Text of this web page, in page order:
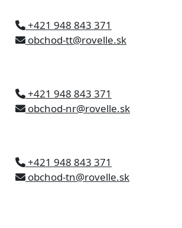
+421 948 843 371
obchod-tt@rovelle.sk
+421 948 843 371
obchod-nr@rovelle.sk
+421 948 843 371
obchod-tn@rovelle.sk